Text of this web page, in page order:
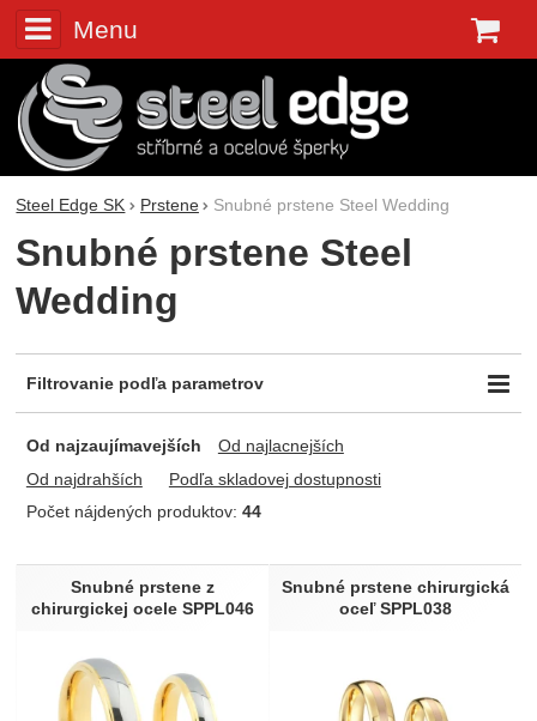
Menu
Steel Edge SK Prstene Snubné prstene Steel Wedding
Snubné prstene Steel
Wedding
Filtrovanie podľa parametrov
-
Dostupnosť
Skladem
Extra
Novinka
Od najzaujímavejších
Od najlacnejších
Od najdrahších
Podľa skladovej dostupnosti
Počet nájdených produktov: 44
Produkty
Snubné prstene z
chirurgickej ocele SPPL046
Snubné prstene chirurgická
oceľ SPPL038